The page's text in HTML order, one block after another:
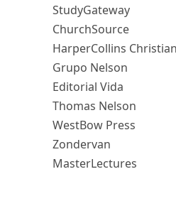
StudyGateway
ChurchSource
HarperCollins
Grupo Nelson
Editorial Vida
Thomas Nelson
WestBow Press
Zondervan
MasterLectures